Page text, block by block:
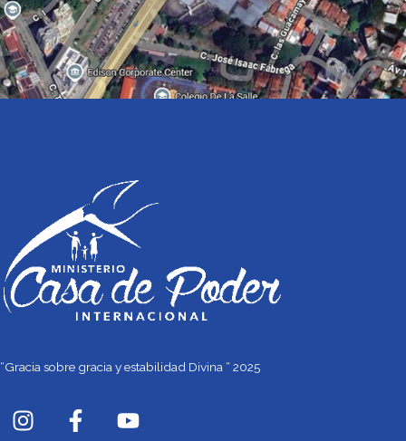
“Gracia sobre gracia y estabilidad Divina “ 2025
I
n
F
a
Y
o